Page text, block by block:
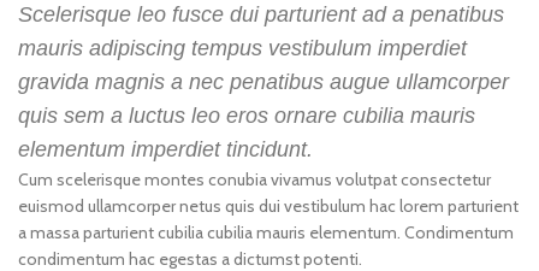
Scelerisque leo fusce dui parturient ad a penatibus
mauris adipiscing tempus vestibulum imperdiet
gravida magnis a nec penatibus augue ullamcorper
quis sem a luctus leo eros ornare cubilia mauris
elementum imperdiet tincidunt.
Cum scelerisque montes conubia vivamus volutpat consectetur
euismod ullamcorper netus quis dui vestibulum hac lorem parturient
a massa parturient cubilia cubilia mauris elementum. Condimentum
condimentum hac egestas a dictumst potenti.